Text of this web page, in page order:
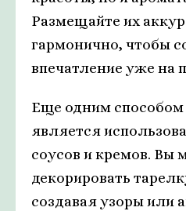
Размещайте их
гармонично, чтобы
впечатление уже на
Еще одним
является
соусов и кремов. Вы
декорировать
создавая узоры или